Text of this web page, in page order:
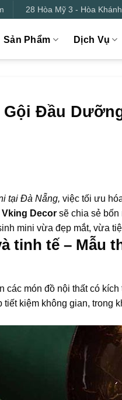
28 Hòa Mỹ 3 - Hòa
Sản Phẩm Dịch Vụ
Gội Đầu
tại Đà Nẵng, việc tối ưu
Vking Decor sẽ chia sẻ bốn
mini vừa đẹp mắt, vừa
tinh tế – Mẫu
các món đồ nội thất có
tiết kiệm không gian,